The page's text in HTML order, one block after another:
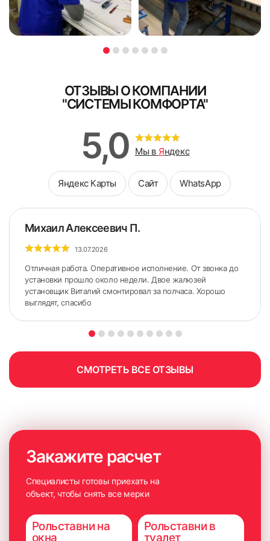
Монтаж к стене или потолку
1. Размещаем опорную деталь в месте фиксации и
размечаем место установки. ВАЖНО: кронштейны
должны быть строго на одной линии
персональных данных
Поле обязательно для заполнения
Я ознакомлен и согласен сполитикой об обработке
персональных данных
ОТЗЫВЫ О КОМПАНИИ
"СИСТЕМЫ КОМФОРТА"
5,0 Мы в Яндекс
Яндекс Карты Сайт WhatsApp
Михаил Алексеевич П.
13.07.2026
Отличная работа. Оперативное исполнение. От звонка до
установки прошло около недели. Двое жалюзей
установщик Виталий смонтировал за полчаса. Хорошо
выглядят, спасибо
СМОТРЕТЬ ВСЕ ОТЗЫВЫ
Закажите расчет
Специалисты готовы приехать на
объект, чтобы снять все мерки
Рольставни на
окна
Рольставни в
туалет